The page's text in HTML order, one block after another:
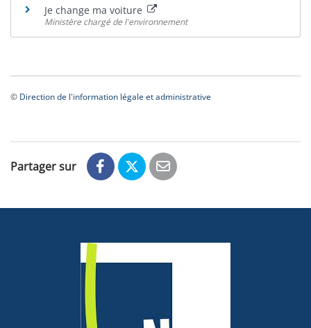
Je change ma voiture
Ministère chargé de l'environnement
© Direction de l'information légale et administrative
Partager sur